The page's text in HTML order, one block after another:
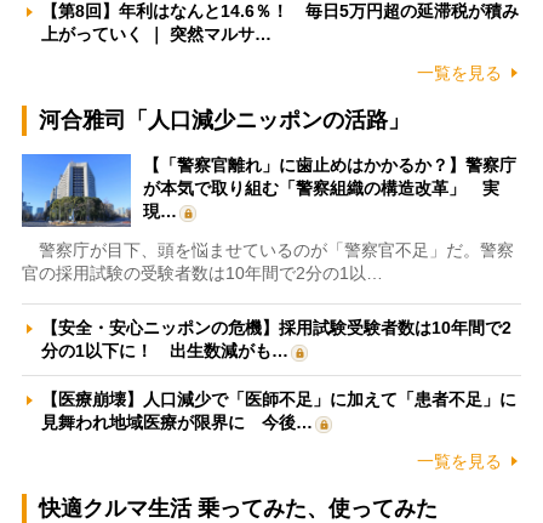
【第8回】年利はなんと14.6％！ 毎日5万円超の延滞税が積み
上がっていく ｜ 突然マルサ…
一覧を見る
河合雅司「人口減少ニッポンの活路」
【「警察官離れ」に歯止めはかかるか？】警察庁
が本気で取り組む「警察組織の構造改革」 実
現…
警察庁が目下、頭を悩ませているのが「警察官不足」だ。警察
官の採用試験の受験者数は10年間で2分の1以…
【安全・安心ニッポンの危機】採用試験受験者数は10年間で2
分の1以下に！ 出生数減がも…
【医療崩壊】人口減少で「医師不足」に加えて「患者不足」に
見舞われ地域医療が限界に 今後…
一覧を見る
快適クルマ生活 乗ってみた、使ってみた